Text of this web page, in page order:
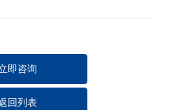
即咨询
回列表